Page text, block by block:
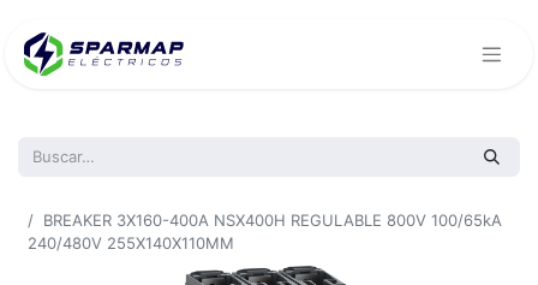
BREAKER 3X160-400A NSX400H REGULABLE 800V 100/65kA
240/480V 255X140X110MM